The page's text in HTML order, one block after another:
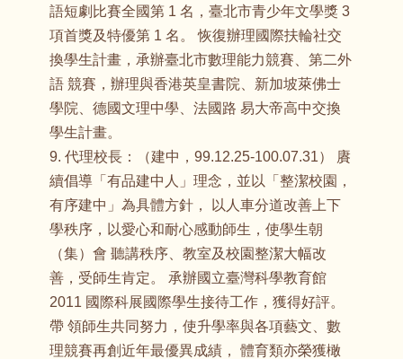
語短劇比賽全國第 1 名，臺北市青少年文學獎 3
項首獎及特優第 1 名。 恢復辦理國際扶輪社交
換學生計畫，承辦臺北市數理能力競賽、第二外
語 競賽，辦理與香港英皇書院、新加坡萊佛士
學院、德國文理中學、法國路 易大帝高中交換
學生計畫。
9. 代理校長：（建中，99.12.25-100.07.31） 賡
續倡導「有品建中人」理念，並以「整潔校園，
有序建中」為具體方針， 以人車分道改善上下
學秩序，以愛心和耐心感動師生，使學生朝
（集）會 聽講秩序、教室及校園整潔大幅改
善，受師生肯定。 承辦國立臺灣科學教育館
2011 國際科展國際學生接待工作，獲得好評。
帶 領師生共同努力，使升學率與各項藝文、數
理競賽再創近年最優異成績， 體育類亦榮獲橄